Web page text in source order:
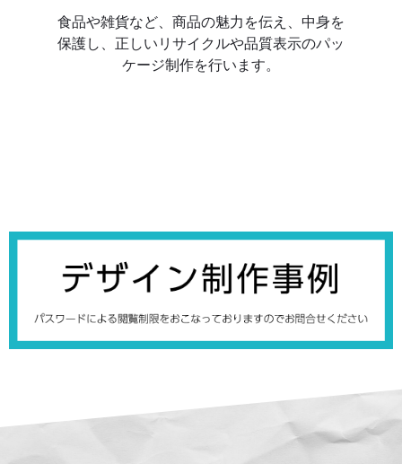
食品や雑貨など、商品の魅力を伝え、中身を
保護し、正しいリサイクルや品質表示のパッ
ケージ制作を行います。